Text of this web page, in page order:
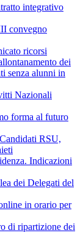
integrativo
convegno
ricorsi
dei
senza alunni in
Nazionali
forma al futuro
RSU,
Indicazioni
dei Delegati del
in orario per
di ripartizione dei